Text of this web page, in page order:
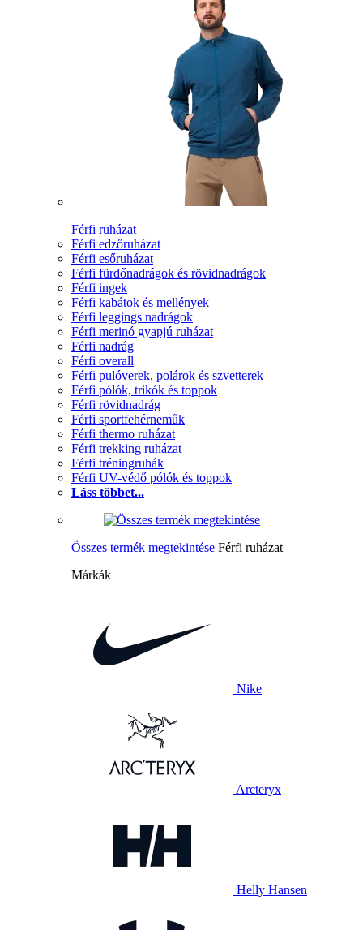
Férfi ruházat
Férfi edzőruházat
Férfi esőruházat
Férfi fürdőnadrágok és rövidnadrágok
Férfi ingek
Férfi kabátok és mellények
Férfi leggings nadrágok
Férfi merinó gyapjú ruházat
Férfi nadrág
Férfi overall
Férfi pulóverek, polárok és szvetterek
Férfi pólók, trikók és toppok
Férfi rövidnadrág
Férfi sportfehérneműk
Férfi thermo ruházat
Férfi trekking ruházat
Férfi tréningruhák
Férfi UV-védő pólók és toppok
Láss többet...
Összes termék megtekintése Férfi ruházat
Márkák
Nike
Arcteryx
Helly Hansen